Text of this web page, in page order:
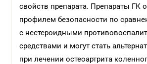
свойств препарата. Препараты ГК
профилем безопасности по
с нестероидными
средствами и могут стать
при лечении остеоартрита